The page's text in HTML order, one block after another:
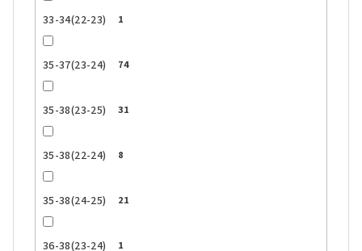
33-34(22-23) 1
35-37(23-24) 74
35-38(23-25) 31
35-38(22-24) 8
35-38(24-25) 21
36-38(23-24) 1